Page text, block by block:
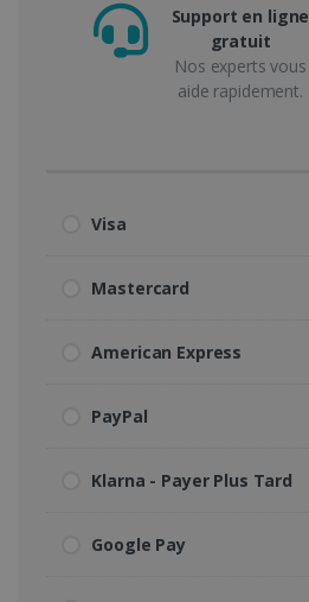
Support en ligne
gratuit
Nos experts vous
aide rapidement.
Visa
Mastercard
American Express
PayPal
Klarna - Payer Plus Tard
Google Pay